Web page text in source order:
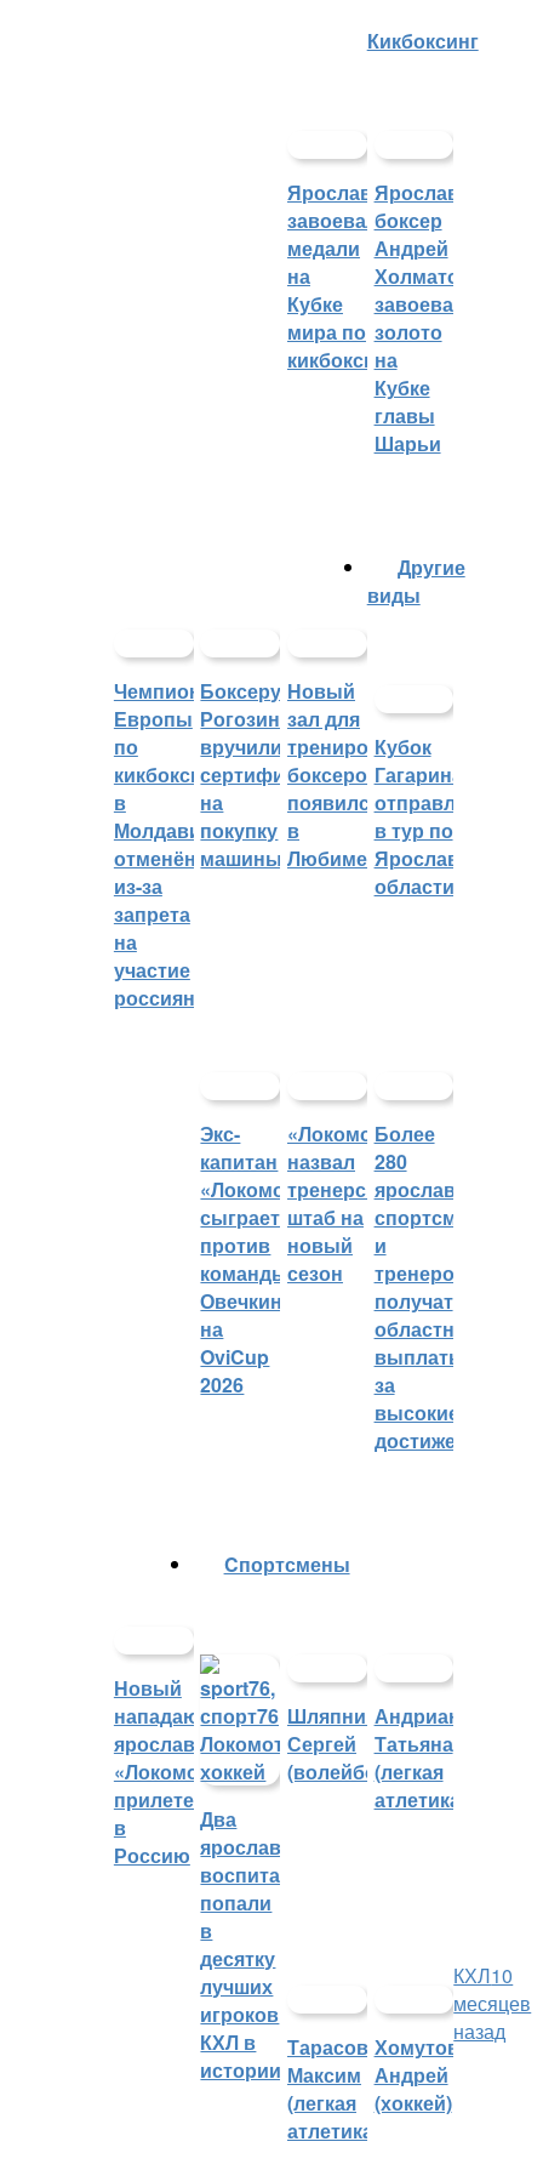
Кикбоксинг
Ярославцы
завоевали
медали
на
Кубке
мира по
кикбоксингу
Ярославский
боксер
Андрей
Холматов
завоевал
золото
на
Кубке
главы
Шарьи
Чемпионат
Европы
по
кикбоксингу
в
Молдавии
отменён
из-за
запрета
на
участие
россиян
Боксеру
Рогозину
вручили
сертификат
на
покупку
машины
Новый
зал для
тренировок
боксеров
появился
в
Любиме
Другие
виды
Кубок
Гагарина
отправляется
в тур по
Ярославской
области
Экс-
капитан
«Локомотива»
сыграет
против
команды
Овечкина
на
OviCup
2026
«Локомотив»
назвал
тренерский
штаб на
новый
сезон
Более
280
ярославских
спортсменов
и
тренеров
получат
областные
выплаты
за
высокие
достижения
Новый
нападающий
ярославского
«Локомотива»
прилетел
в
Россию
Cпортсмены
Два
ярославских
воспитанника
попали
в
десятку
лучших
игроков
КХЛ в
истории
Шляпников
Сергей
(волейбол)
Андрианова
Татьяна
(легкая
атлетика)
Тарасов
Максим
(легкая
атлетика)
Хомутов
Андрей
(хоккей)
КХЛ10
месяцев
назад